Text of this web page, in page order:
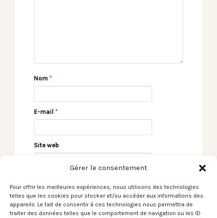
Gérer le consentement
Pour offrir les meilleures expériences, nous utilisons des technologies
telles que les cookies pour stocker et/ou accéder aux informations des
appareils. Le fait de consentir à ces technologies nous permettra de
traiter des données telles que le comportement de navigation ou les ID
Nom *
E-mail *
Site web